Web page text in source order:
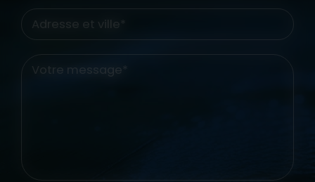
Adresse et ville*
Votre message*